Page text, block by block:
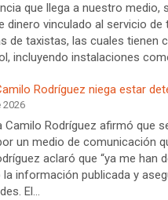
que llega a nuestro
dinero vinculado al servicio
de taxistas, las cuales tienen
incluyendo instalaciones
Rodríguez niega estar
2026
Camilo Rodríguez afirmó que
un medio de comunicación
aclaró que “ya me han
información publicada y
El…